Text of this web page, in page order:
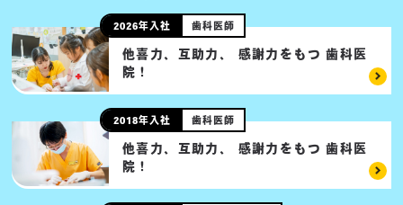
2026年入社 歯科医師
他喜力、互助力、 感謝力をもつ 歯科医
院！
2018年入社 歯科医師
他喜力、互助力、 感謝力をもつ 歯科医
院！